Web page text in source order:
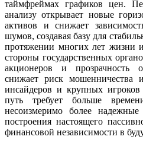
таймфреймах графиков цен.
анализу открывает новые
активов и снижает
шумов, создавая базу для
протяжении многих лет жизни
стороны государственных
акционеров и прозрачность
снижает риск мошенничества
инсайдеров и крупных
путь требует больше
несоизмеримо более
построения настоящего
финансовой независимости в